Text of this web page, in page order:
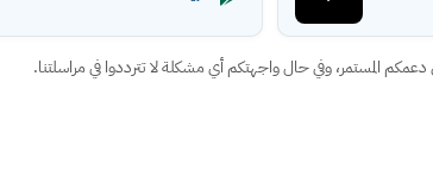
المستمر، وفي حال واجهتكم أي مشكلة لا تترددوا في مراسلتنا.